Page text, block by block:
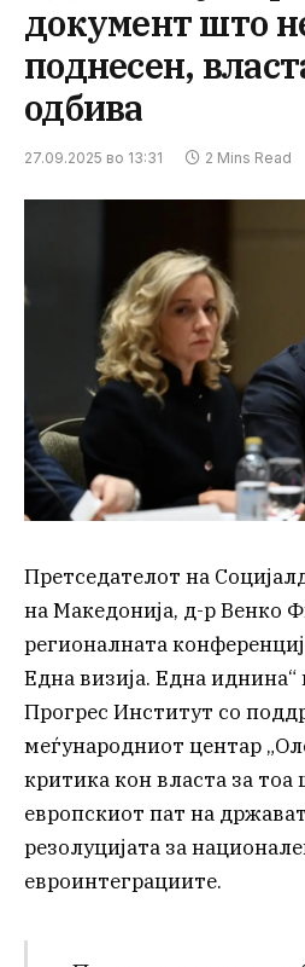
документ што
поднесен,
одбива
27.09.2025 во 13:31 2 Mins Read
Претседателот на
на Македонија, д-р Венко
регионалната
Една визија. Една иднина“
Прогрес Институт со
меѓународниот центар
критика кон власта за тоа
европскиот пат на
резолуцијата за
евроинтеграциите.